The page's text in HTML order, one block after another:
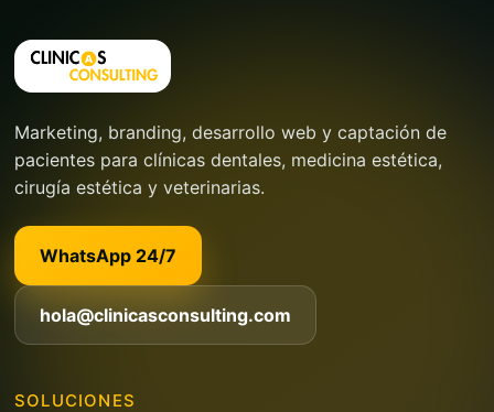
Marketing, branding, desarrollo web y captación de
pacientes para clínicas dentales, medicina estética,
cirugía estética y veterinarias.
WhatsApp 24/7
hola@clinicasconsulting.com
SOLUCIONES